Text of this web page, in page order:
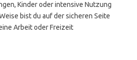
Kinder oder intensive Nutzung
bist du auf der sicheren Seite
Arbeit oder Freizeit